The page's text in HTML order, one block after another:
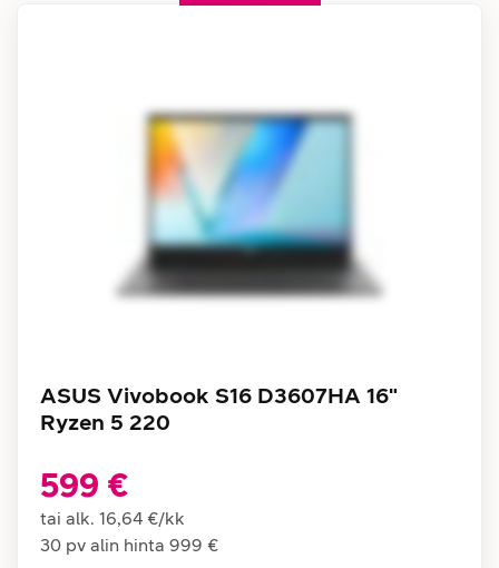
ASUS Vivobook S16 D3607HA 16"
Ryzen 5 220
599 €
tai alk. 16,64 €/kk
30 pv alin hinta 999 €